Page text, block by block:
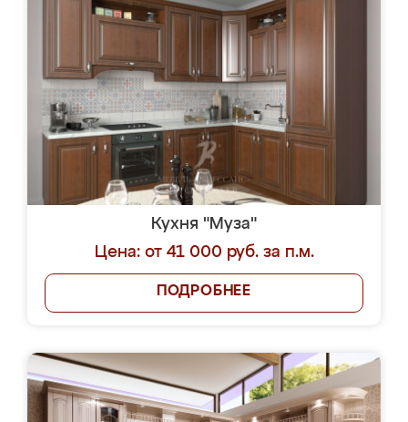
Кухня "Муза"
Цена: от 41 000 руб. за п.м.
ПОДРОБНЕЕ